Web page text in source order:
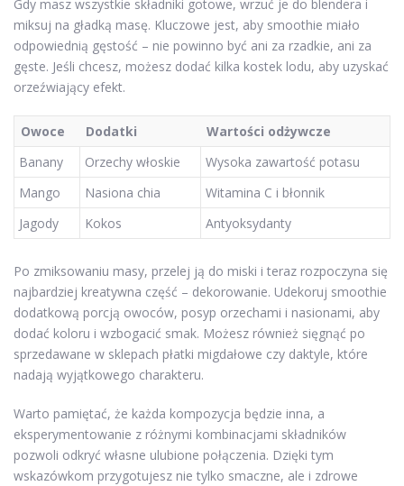
Gdy masz wszystkie składniki gotowe, wrzuć je do blendera i
miksuj na gładką masę. Kluczowe jest, aby smoothie miało
odpowiednią gęstość – nie powinno być ani za rzadkie, ani za
gęste. Jeśli chcesz, możesz dodać kilka kostek lodu, aby uzyskać
orzeźwiający efekt.
Owoce Dodatki
Wartości odżywcze
Banany
Orzechy włoskie
Wysoka zawartość potasu
Mango
Nasiona chia
Witamina C i błonnik
Jagody
Kokos Antyoksydanty
Po zmiksowaniu masy, przelej ją do miski i teraz rozpoczyna się
najbardziej kreatywna część – dekorowanie. Udekoruj smoothie
dodatkową porcją owoców, posyp orzechami i nasionami, aby
dodać koloru i wzbogacić smak. Możesz również sięgnąć po
sprzedawane w sklepach płatki migdałowe czy daktyle, które
nadają wyjątkowego charakteru.
Warto pamiętać, że każda kompozycja będzie inna, a
eksperymentowanie z różnymi kombinacjami składników
pozwoli odkryć własne ulubione połączenia. Dzięki tym
wskazówkom przygotujesz nie tylko smaczne, ale i zdrowe